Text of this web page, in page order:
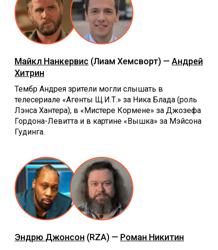
Майкл Нанкервис (Лиам Хемсворт) — Андрей
Хитрин
Тембр Андрея зрители могли слышать в
телесериале «Агенты Щ.И.Т.» за Ника Блада (роль
Лэнса Хантера), в «Мистере Кормене» за Джозефа
Гордона-Левитта и в картине «Вышка» за Мэйсона
Гудинга.
Эндрю Джонсон (RZA) — Роман Никитин